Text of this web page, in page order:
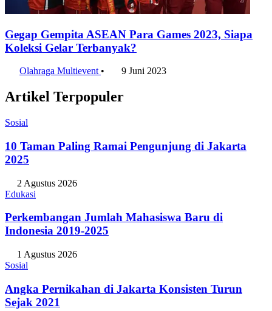
Gegap Gempita ASEAN Para Games 2023, Siapa
Koleksi Gelar Terbanyak?
Olahraga Multievent • 9 Juni 2023
Artikel Terpopuler
Sosial
10 Taman Paling Ramai Pengunjung di Jakarta
2025
2 Agustus 2026
Edukasi
Perkembangan Jumlah Mahasiswa Baru di
Indonesia 2019-2025
1 Agustus 2026
Sosial
Angka Pernikahan di Jakarta Konsisten Turun
Sejak 2021